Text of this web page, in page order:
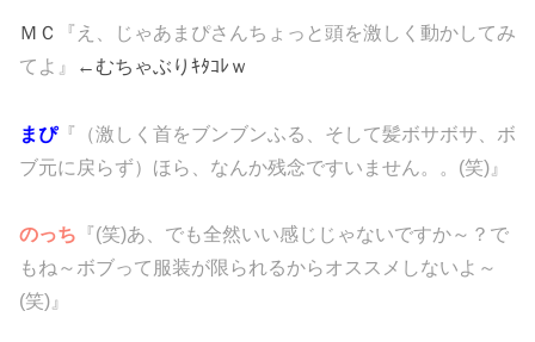
ＭＣ
『え、じゃあまぴさんちょっと頭を激しく動かしてみ
てよ』
←むちゃぶりｷﾀｺﾚｗ
まぴ『（激しく首をブンブンふる、そして髪ボサボサ、ボ
ブ元に戻らず）ほら、なんか残念ですいません。。(笑)』
のっち 『(笑)あ、でも全然いい感じじゃないですか～？で
もね～ボブって服装が限られるからオススメしないよ～
(笑)』